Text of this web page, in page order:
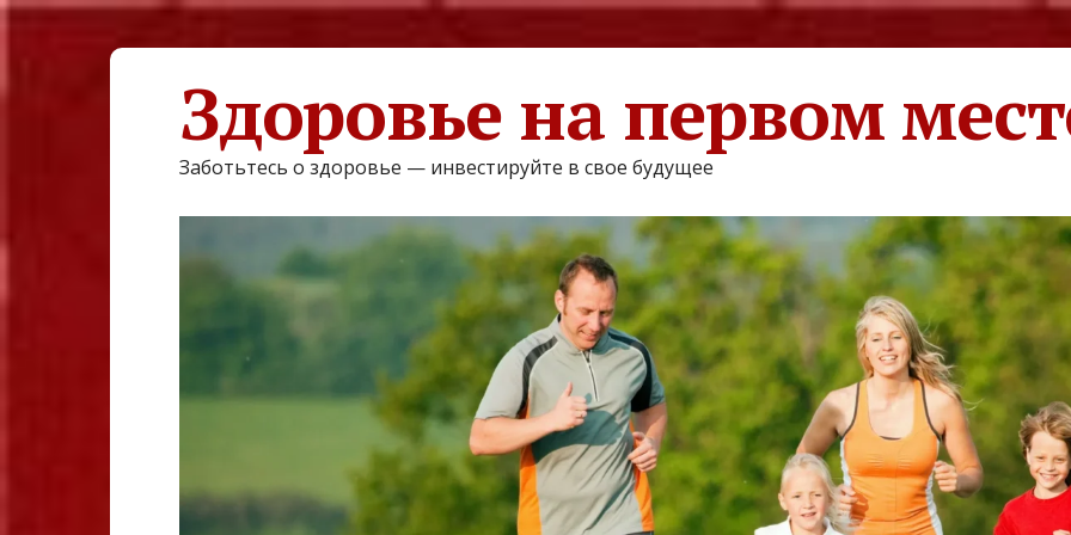
Здоровье на первом
Заботьтесь о здоровье — инвестируйте в свое будущее